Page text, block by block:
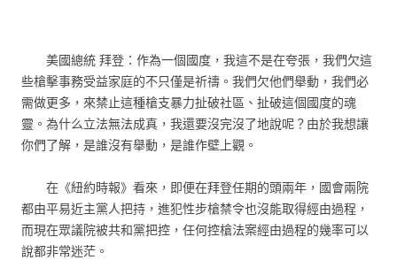
美國總統 拜登：作為一個國度，我這不是在夸張，我們欠這
些槍擊事務受益家庭的不只僅是祈禱。我們欠他們舉動，我們必
需做更多，來禁止這種槍支暴力扯破社區、扯破這個國度的魂
靈。為什么立法無法成真，我還要沒完沒了地說呢？由於我想讓
你們了解，是誰沒有舉動，是誰作壁上觀。
在《紐約時報》看來，即便在拜登任期的頭兩年，國會兩院
都由平易近主黨人把持，進犯性步槍禁令也沒能取得經由過程，
而現在眾議院被共和黨把控，任何控槍法案經由過程的幾率可以
說都非常迷茫。